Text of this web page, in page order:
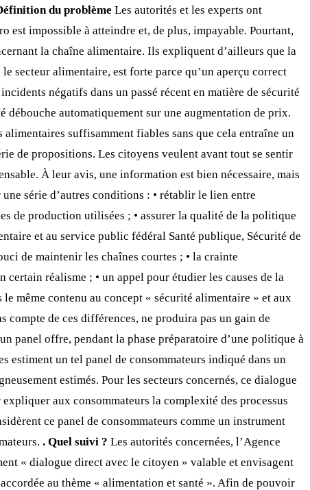
du problème Les autorités et les experts ont
est impossible à atteindre et, de plus, impayable. Pourtant,
la chaîne alimentaire. Ils expliquent d’ailleurs que la
secteur alimentaire, est forte parce qu’un aperçu correct
négatifs dans un passé récent en matière de sécurité
débouche automatiquement sur une augmentation de prix.
suffisamment fiables sans que cela entraîne un
de propositions. Les citoyens veulent avant tout se sentir
À leur avis, une information est bien nécessaire, mais
série d’autres conditions : • rétablir le lien entre
de production utilisées ; • assurer la qualité de la politique
et au service public fédéral Santé publique, Sécurité de
de maintenir les chaînes courtes ; • la crainte
réalisme ; • un appel pour étudier les causes de la
même contenu au concept « sécurité alimentaire » et aux
de ces différences, ne produira pas un gain de
panel offre, pendant la phase préparatoire d’une politique à
estiment un tel panel de consommateurs indiqué dans un
estimés. Pour les secteurs concernés, ce dialogue
aux consommateurs la complexité des processus
ce panel de consommateurs comme un instrument
. Quel suivi ? Les autorités concernées, l’Agence
« dialogue direct avec le citoyen » valable et envisagent
au thème « alimentation et santé ». Afin de pouvoir